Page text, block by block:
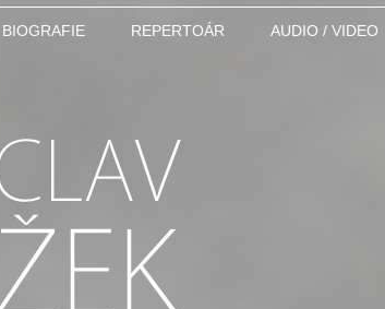
BIOGRAFIE REPERTOÁR AUDIO / VIDEO